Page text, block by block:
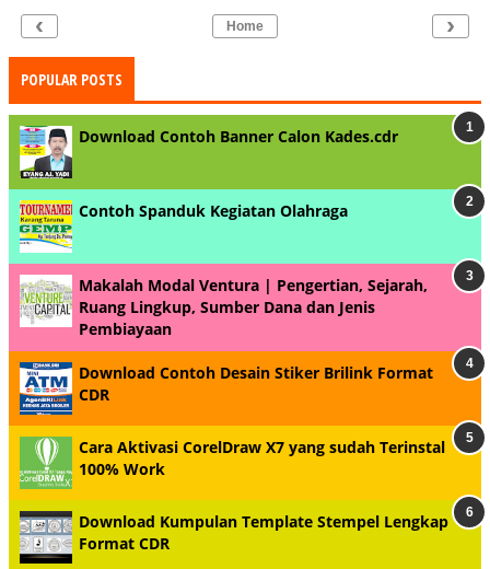
‹ ›
Home
POPULAR POSTS
Download Contoh Banner Calon Kades.cdr
Contoh Spanduk Kegiatan Olahraga
Makalah Modal Ventura | Pengertian, Sejarah,
Ruang Lingkup, Sumber Dana dan Jenis
Pembiayaan
Download Contoh Desain Stiker Brilink Format
CDR
Cara Aktivasi CorelDraw X7 yang sudah Terinstal
100% Work
Download Kumpulan Template Stempel Lengkap
Format CDR